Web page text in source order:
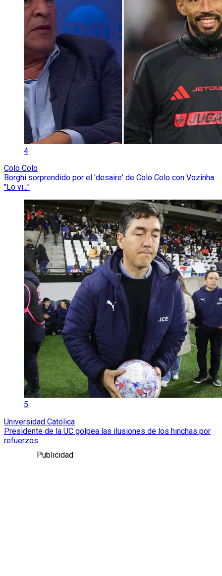
4
Colo Colo
Borghi sorprendido por el 'desaire' de Colo Colo con Vozinha:
"Lo vi..."
5
Universidad Católica
Presidente de la UC golpea las ilusiones de los hinchas por
refuerzos
Publicidad